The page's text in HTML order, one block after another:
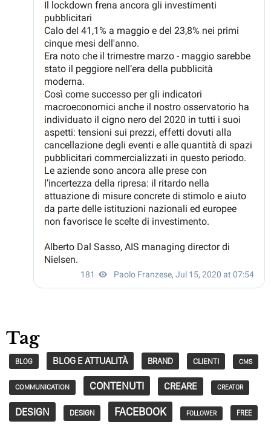
Tag
BLOG BLOG E ATTUALITÀ BRAND CLIENTI CMS
COMMUNICATION CONTENUTI CREARE CREATOR
DESIGN DESIGN FACEBOOK FOLLOWER FREE